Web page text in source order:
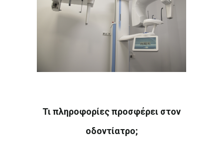
Τι πληροφορίες προσφέρει στον
οδοντίατρο;